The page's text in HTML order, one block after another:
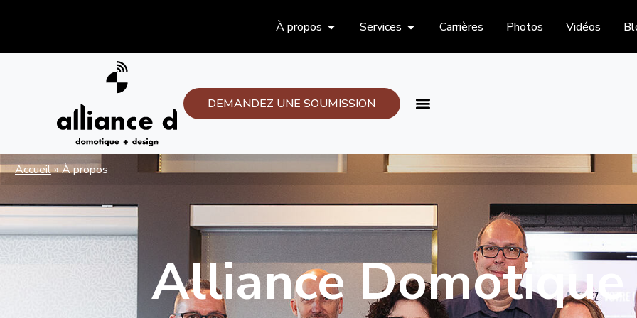
À propos Services Carrières Photos Vidéos
DEMANDEZ UNE SOUMISSION
Accueil»À propos
Alliance